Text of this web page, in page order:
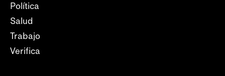
Política
Salud
Trabajo
Verifica